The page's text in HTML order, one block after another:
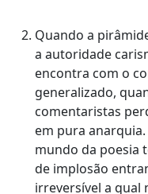
Quando a
a autoridade
encontra com o
generalizado,
comentaristas
em pura
mundo da poesia
de implosão
irreversível a qual